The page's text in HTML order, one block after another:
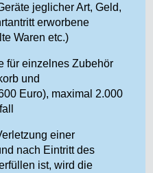
jeglicher Art, Geld,
erworbene
Waren etc.)
für einzelnes Zubehör
und
Euro), maximal 2.000
einer
nach Eintritt des
ist, wird die